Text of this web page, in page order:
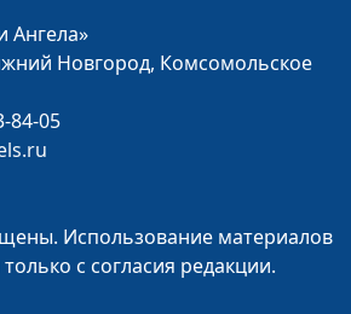
университета
Юлия Синицына,
гуманитарного
Ангела»
Новгород, Комсомольское
84-05
Использование материалов
с согласия редакции.